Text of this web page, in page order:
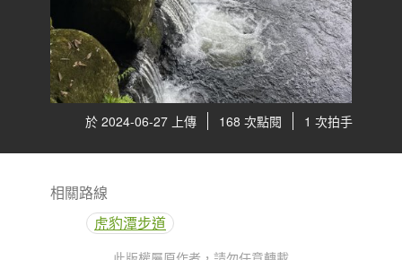
於 2024-06-27 上傳 168 次點閱 1 次拍手
相關路線
虎豹潭步道